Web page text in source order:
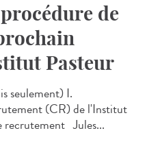
de
Pasteur
seulement) I.
(CR) de l'Institut
recrutement Jules...